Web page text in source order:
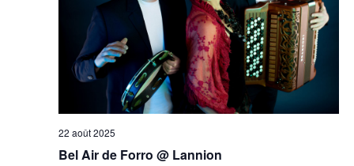
22 août 2025
Bel Air de Forro @ Lannion